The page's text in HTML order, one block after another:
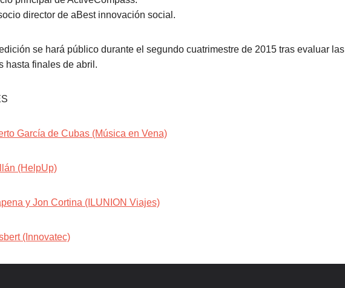
director de aBest innovación social.
se hará público durante el segundo cuatrimestre de 2015 tras evaluar las
hasta finales de abril.
García de Cubas (Música en Vena)
(HelpUp)
y Jon Cortina (ILUNION Viajes)
(Innovatec)